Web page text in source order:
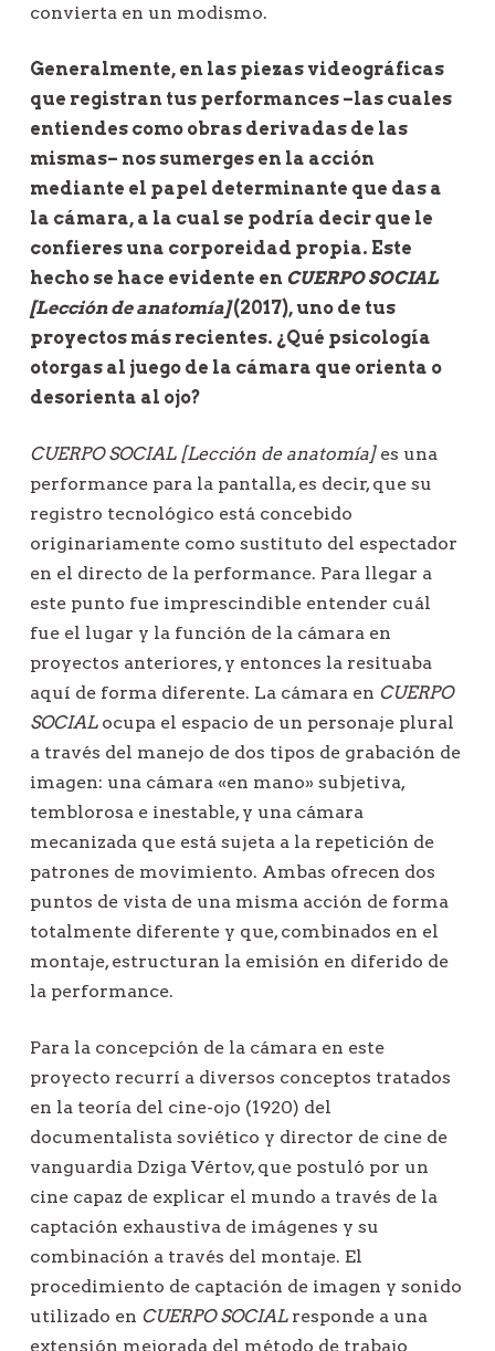
convierta en un modismo.
Generalmente, en las piezas videográficas
que registran tus performances –las cuales
entiendes como obras derivadas de las
mismas– nos sumerges en la acción
mediante el papel determinante que das a
la cámara, a la cual se podría decir que le
confieres una corporeidad propia. Este
hecho se hace evidente en CUERPO SOCIAL
[Lección de anatomía](2017), uno de tus
proyectos más recientes. ¿Qué psicología
otorgas al juego de la cámara que orienta o
desorienta al ojo?
CUERPO SOCIAL [Lección de anatomía] es una
performance para la pantalla, es decir, que su
registro tecnológico está concebido
originariamente como sustituto del espectador
en el directo de la performance. Para llegar a
este punto fue imprescindible entender cuál
fue el lugar y la función de la cámara en
proyectos anteriores, y entonces la resituaba
aquí de forma diferente. La cámara en CUERPO
SOCIALocupa el espacio de un personaje plural
a través del manejo de dos tipos de grabación de
imagen: una cámara «en mano» subjetiva,
temblorosa e inestable, y una cámara
mecanizada que está sujeta a la repetición de
patrones de movimiento. Ambas ofrecen dos
puntos de vista de una misma acción de forma
totalmente diferente y que, combinados en el
montaje, estructuran la emisión en diferido de
la performance.
Para la concepción de la cámara en este
proyecto recurrí a diversos conceptos tratados
en la teoría del cine-ojo (1920) del
documentalista soviético y director de cine de
vanguardia Dziga Vértov, que postuló por un
cine capaz de explicar el mundo a través de la
captación exhaustiva de imágenes y su
combinación a través del montaje. El
procedimiento de captación de imagen y sonido
utilizado en CUERPO SOCIAL responde a una
extensión mejorada del método de trabajo